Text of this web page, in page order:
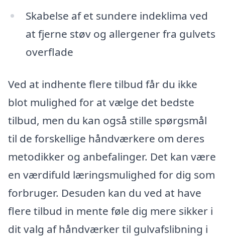
Skabelse af et sundere indeklima ved
at fjerne støv og allergener fra gulvets
overflade
Ved at indhente flere tilbud får du ikke
blot mulighed for at vælge det bedste
tilbud, men du kan også stille spørgsmål
til de forskellige håndværkere om deres
metodikker og anbefalinger. Det kan være
en værdifuld læringsmulighed for dig som
forbruger. Desuden kan du ved at have
flere tilbud in mente føle dig mere sikker i
dit valg af håndværker til gulvafslibning i